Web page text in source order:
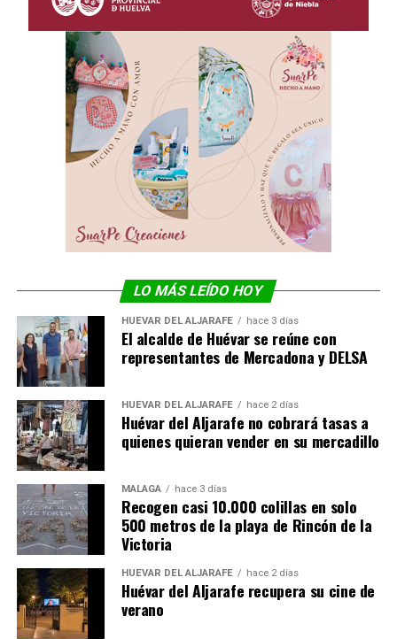
LO MÁS LEÍDO HOY
HUÉVAR DEL ALJARAFE hace 3 días
El alcalde de Huévar se reúne con
representantes de Mercadona y DELSA
HUÉVAR DEL ALJARAFE hace 2 días
Huévar del Aljarafe no cobrará tasas a
quienes quieran vender en su mercadillo
MÁLAGA hace 3 días
Recogen casi 10.000 colillas en solo
500 metros de la playa de Rincón de la
Victoria
HUÉVAR DEL ALJARAFE hace 2 días
Huévar del Aljarafe recupera su cine de
verano